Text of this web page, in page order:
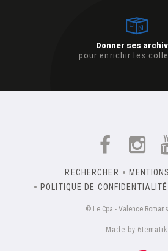
Donner ses
pour enrichir les
RECHERCHER
POLITIQUE DE CONFIDENTIALITÉ
© Le Cpa - Valence
Made by 6tematik